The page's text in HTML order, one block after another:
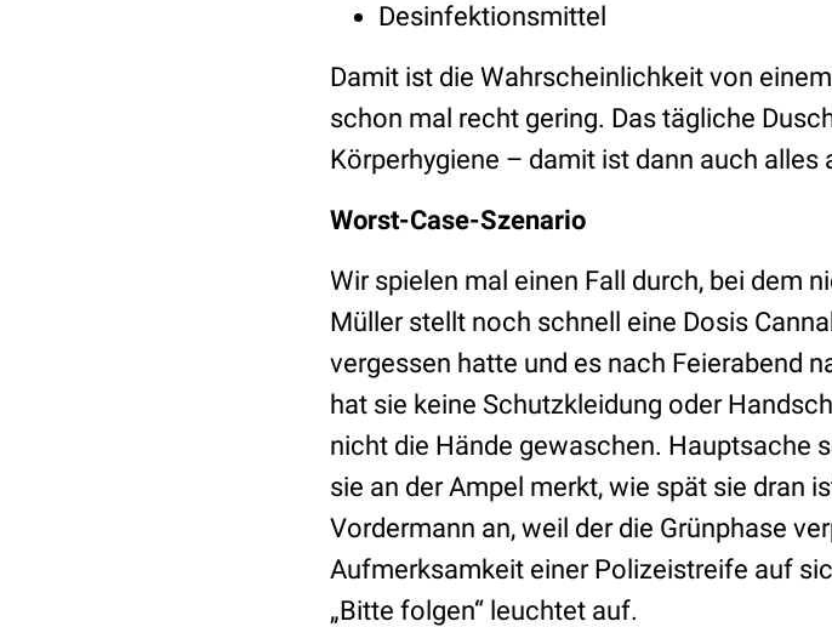
Desinfektionsmittel
Damit ist die Wahrscheinlichkeit von
schon mal recht gering. Das tägliche
Körperhygiene – damit ist dann auch
Worst-Case-Szenario
Wir spielen mal einen Fall durch, bei dem
Müller stellt noch schnell eine Dosis
vergessen hatte und es nach Feierabend
hat sie keine Schutzkleidung oder
nicht die Hände gewaschen. Hauptsache
sie an der Ampel merkt, wie spät sie dran
Vordermann an, weil der die Grünphase
Aufmerksamkeit einer Polizeistreife auf
„Bitte folgen“ leuchtet auf.